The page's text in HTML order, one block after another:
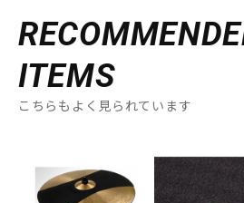
ITEMS
こちらもよく見られています